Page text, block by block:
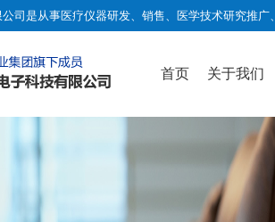
司是从事医疗仪器研发、销售、医学技术研究推
首页 关于我们